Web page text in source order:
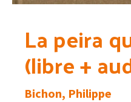
La peira
(libre +
Bichon, Philippe